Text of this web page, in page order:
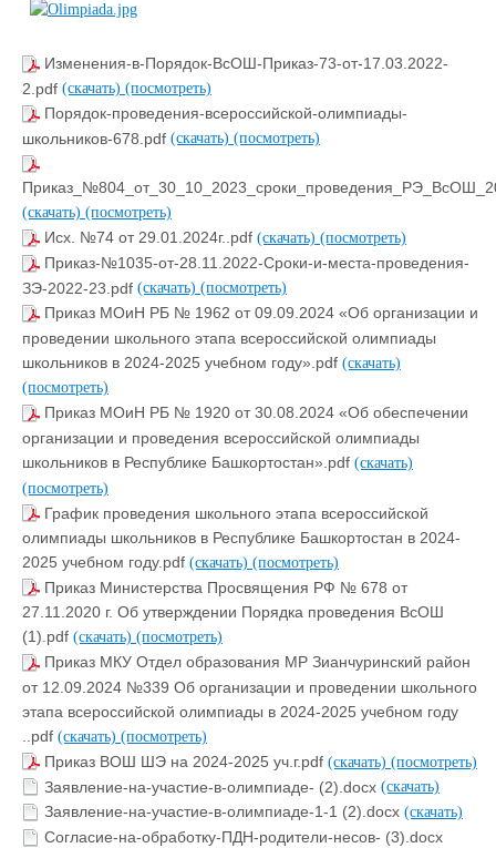
Изменения-в-Порядок-ВсОШ-Приказ-73-от-17.03.2022-
2.pdf (скачать) (посмотреть)
Порядок-проведения-всероссийской-олимпиады-
школьников-678.pdf (скачать) (посмотреть)
(скачать) (посмотреть)
Исх. №74 от 29.01.2024г..pdf (скачать) (посмотреть)
Приказ-№1035-от-28.11.2022-Сроки-и-места-проведения-
ЗЭ-2022-23.pdf (скачать) (посмотреть)
Приказ МОиН РБ № 1962 от 09.09.2024 «Об организации и
проведении школьного этапа всероссийской олимпиады
школьников в 2024-2025 учебном году».pdf (скачать)
(посмотреть)
Приказ МОиН РБ № 1920 от 30.08.2024 «Об обеспечении
организации и проведения всероссийской олимпиады
школьников в Республике Башкортостан».pdf (скачать)
(посмотреть)
График проведения школьного этапа всероссийской
олимпиады школьников в Республике Башкортостан в 2024-
2025 учебном году.pdf (скачать) (посмотреть)
Приказ Министерства Просвящения РФ № 678 от
27.11.2020 г. Об утверждении Порядка проведения ВсОШ
(1).pdf (скачать) (посмотреть)
Приказ МКУ Отдел образования МР Зианчуринский район
от 12.09.2024 №339 Об организации и проведении школьного
этапа всероссийской олимпиады в 2024-2025 учебном году
..pdf (скачать) (посмотреть)
Приказ ВОШ ШЭ на 2024-2025 уч.г.pdf (скачать) (посмотреть)
Заявление-на-участие-в-олимпиаде- (2).docx (скачать)
Заявление-на-участие-в-олимпиаде-1-1 (2).docx (скачать)
Согласие-на-обработку-ПДН-родители-несов- (3).docx